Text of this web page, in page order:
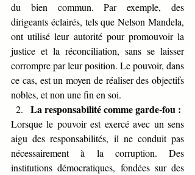
du bien commun. Par exemple, des
dirigeants éclairés, tels que Nelson Mandela,
ont utilisé leur autorité pour promouvoir la
justice et la réconciliation, sans se laisser
corrompre par leur position. Le pouvoir, dans
ce cas, est un moyen de réaliser des objectifs
nobles, et non une fin en soi.
La responsabilité comme garde-fou :
Lorsque le pouvoir est exercé avec un sens
aigu des responsabilités, il ne conduit pas
nécessairement à la corruption. Des
institutions démocratiques, fondées sur des